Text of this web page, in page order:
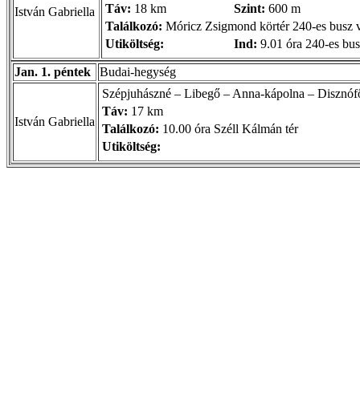
István Gabriella
Táv: 18 km Szint: 600 m
Találkozó: Móricz Zsigmond körtér 240-es busz
Utiköltség:
Ind: 9.01 óra 240-es
Jan. 1. péntek Budai-hegység
István Gabriella
Szépjuhászné – Libegő – Anna-kápolna –
Táv: 17 km
Találkozó: 10.00 óra Széll Kálmán tér
Utiköltség: